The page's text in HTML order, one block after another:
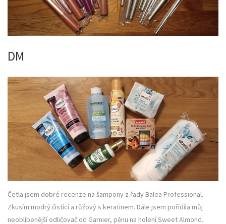
DM
Četla jsem dobré recenze na šampony z řady Balea Professional.
Zkusím modrý čistící a růžový s keratinem. Dále jsem pořídila můj
neoblíbenější odličovač od Garnier, pěnu na holení Sweet Almond.